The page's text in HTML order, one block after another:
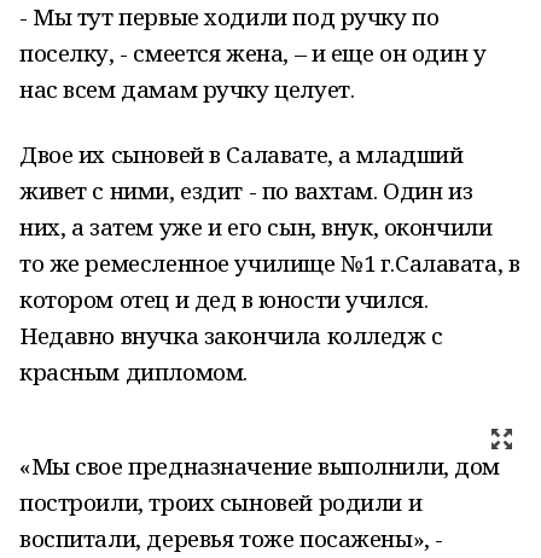
- Мы тут первые ходили под ручку по
поселку, - смеется жена, – и еще он один у
нас всем дамам ручку целует.
Двое их сыновей в Салавате, а младший
живет с ними, ездит - по вахтам. Один из
них, а затем уже и его сын, внук, окончили
то же ремесленное училище №1 г.Салавата, в
котором отец и дед в юности учился.
Недавно внучка закончила колледж с
красным дипломом.
«Мы свое предназначение выполнили, дом
построили, троих сыновей родили и
воспитали, деревья тоже посажены», -